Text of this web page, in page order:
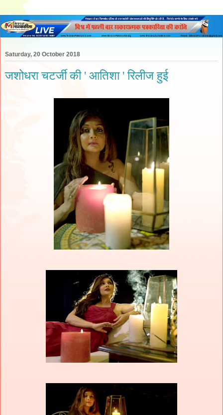
Saturday, 20 October 2018
जशोधरा चटर्जी की ' आतिशा ' रिलीज हुई